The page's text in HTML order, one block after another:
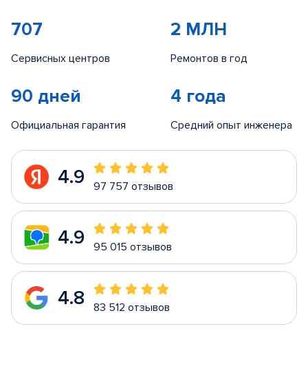
707
Сервисных центров
2 МЛН
Ремонтов в год
90 дней
Официальная гарантия
4 года
Средний опыт инженера
4.9 97 757 отзывов
4.9 95 015 отзывов
4.8 83 512 отзывов